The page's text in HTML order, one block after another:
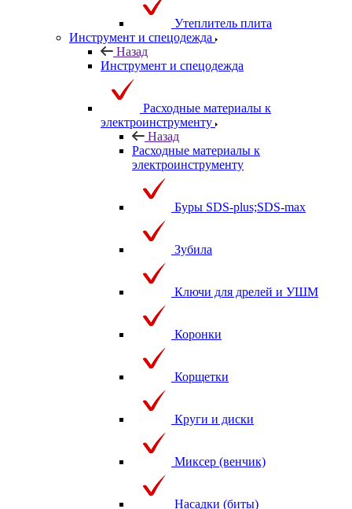
Утеплитель плита
Инструмент и спецодежда
Назад
Инструмент и спецодежда
Расходные материалы к
электроинструменту
Назад
Расходные материалы к
электроинструменту
Буры SDS-plus;SDS-max
Зубила
Ключи для дрелей и УШМ
Коронки
Корщетки
Круги и диски
Миксер (венчик)
Насадки (биты)